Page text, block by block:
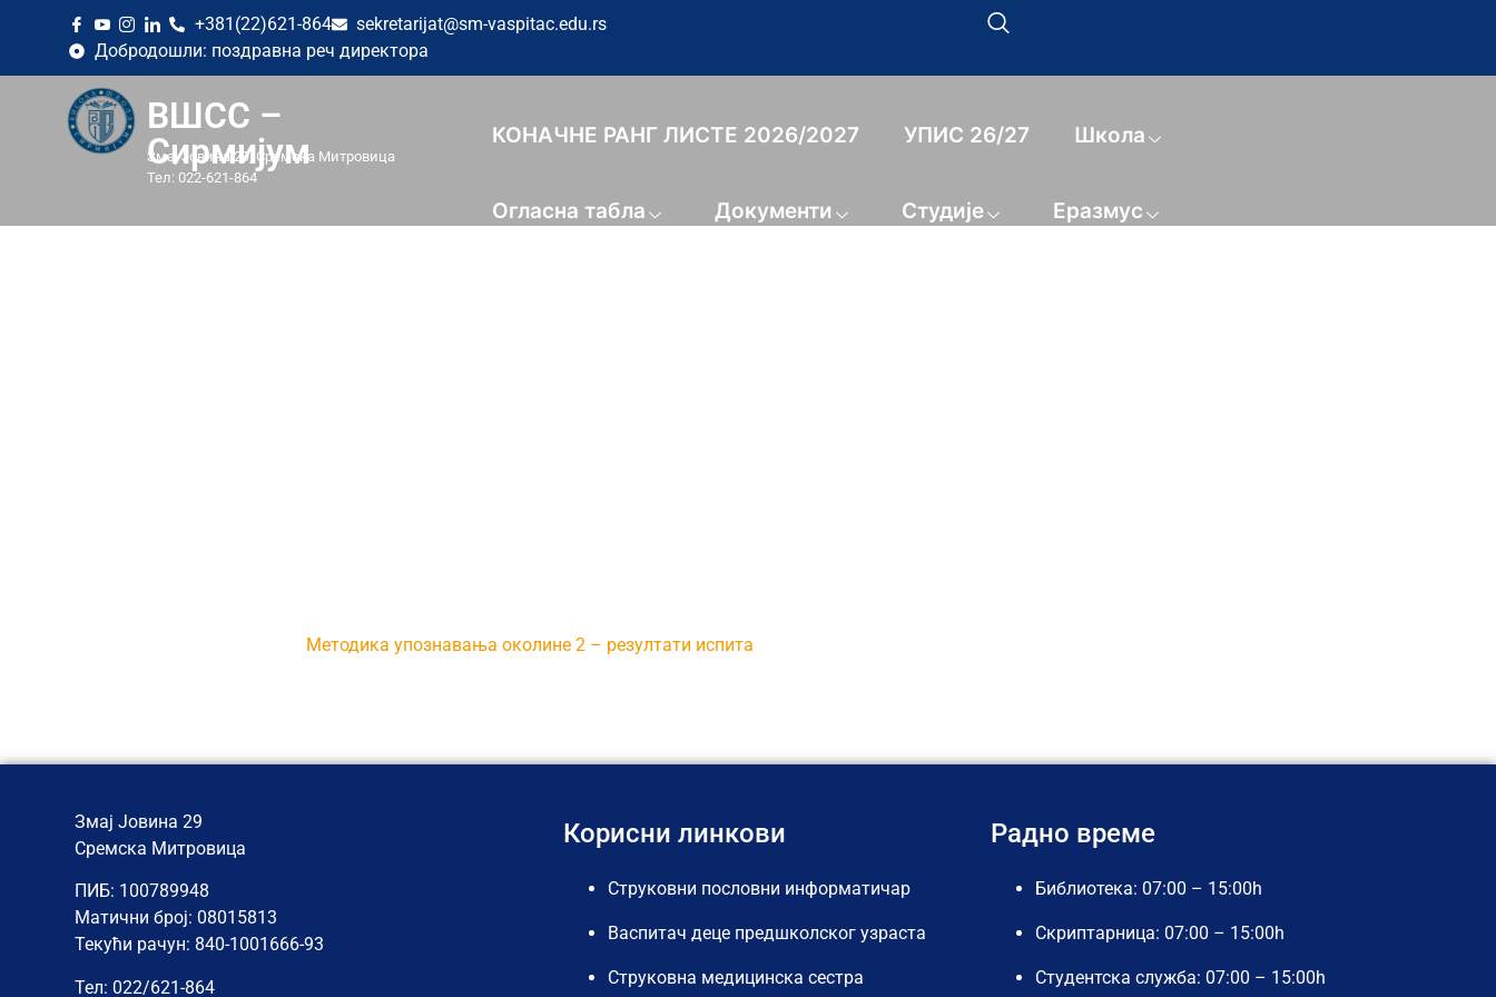
+381(22)621-864
sekretarijat@sm-vaspitac.edu.rs
Добродошли: поздравна реч директора
ВШСС –
Сирмијум
Змај Јовина 29, Сремска Митровица
Тел: 022-621-864
КОНАЧНЕ РАНГ ЛИСТЕ 2026/2027 УПИС 26/27 Школа
Огласна табла Документи Студије Еразмус
Методика упознавања околине 2 – резултати испита
Змај Јовина 29
Сремска Митровица
ПИБ: 100789948
Матични број: 08015813
Текући рачун: 840-1001666-93
Тел: 022/621-864
Корисни линкови
Струковни пословни информатичар
Васпитач деце предшколског узраста
Струковна медицинска сестра
Радно време
Библиотека: 07:00 – 15:00h
Скриптарница: 07:00 – 15:00h
Студентска служба: 07:00 – 15:00h